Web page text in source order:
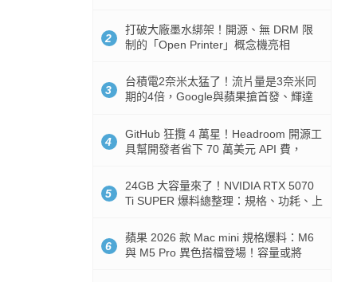
2
打破大廠墨水綁架！開源、無 DRM 限
制的「Open Printer」概念機亮相
3
台積電2奈米太猛了！流片量是3奈米同
期的4倍，Google與蘋果搶首發、輝達
4
GitHub 狂攬 4 萬星！Headroom 開源工
具幫開發者省下 70 萬美元 API 費，
5
24GB 大容量來了！NVIDIA RTX 5070
Ti SUPER 爆料總整理：規格、功耗、上
6
蘋果 2026 款 Mac mini 規格爆料：M6
與 M5 Pro 異色搭檔登場！容量或將